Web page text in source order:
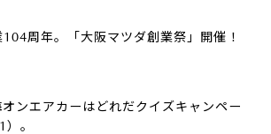
周年。「大阪マツダ創業祭」開催！
ンエアカーはどれだクイズキャンペー
。